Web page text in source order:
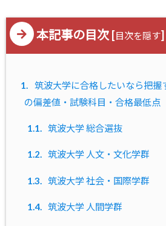
本記事の目次 [目次を隠す]
1.
筑波大学に合格したいなら把握
の偏差値・試験科目・合格最低点
1.1. 筑波大学 総合選抜
1.2. 筑波大学 人文・文化学群
1.3. 筑波大学 社会・国際学群
1.4. 筑波大学 人間学群